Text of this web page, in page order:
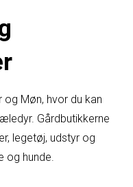
og Møn, hvor du kan
Gårdbutikkerne
legetøj, udstyr og
og hunde.